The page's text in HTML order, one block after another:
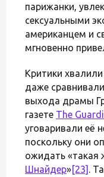
парижанки,
сексуальными
американцем и
мгновенно
Критики
даже
выхода драмы
газете The
уговаривали её
поскольку они
ожидать «такая
Шнайдер»[23] .